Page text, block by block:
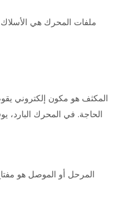
ملفات المحرك هي الأسلاك
المكثف هو مكون إلكتروني
الحاجة. في المحرك البارد،
المرحل أو الموصل هو